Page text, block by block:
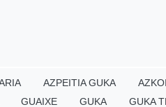
AZPEITIA GUKA
GUAIXE GUKA GUKA